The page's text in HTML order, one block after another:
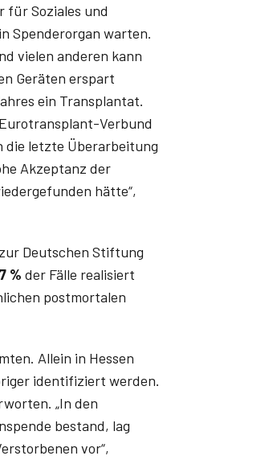
für Soziales und
Spenderorgan warten.
vielen anderen kann
Geräten erspart
ein Transplantat.
Verbund
die letzte Überarbeitung
Akzeptanz der
hätte“,
Deutschen Stiftung
% der Fälle realisiert
postmortalen
Allein in Hessen
identifiziert werden.
„In den
bestand, lag
vor“,